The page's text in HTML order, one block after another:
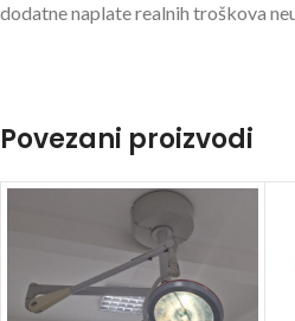
dodatne naplate realnih troškova
Povezani proizvodi